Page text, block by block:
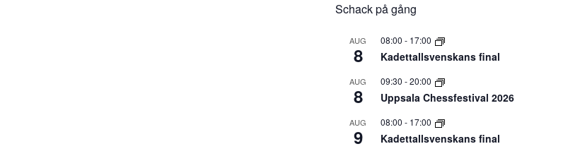
Schack på gång
AUG
8
08:00 - 17:00
Kadettallsvenskans final
AUG
8
09:30 -20:00
Uppsala Chessfestival 2026
AUG
9
08:00 - 17:00
Kadettallsvenskans final